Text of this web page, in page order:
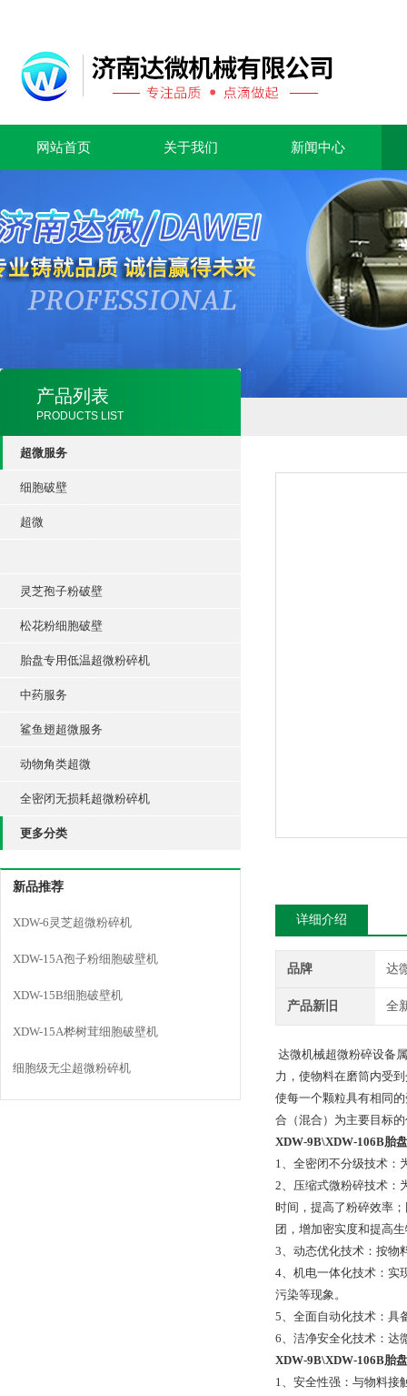
网站首页 关于我们 新闻中心
产品列表
PRODUCTS LIST
超微服务
细胞破壁
超微
灵芝孢子粉破壁
松花粉细胞破壁
胎盘专用低温超微粉碎机
中药服务
鲨鱼翅超微服务
动物角类超微
全密闭无损耗超微粉碎机
更多分类
新品推荐
XDW-6灵芝超微粉碎机
XDW-15A孢子粉细胞破壁机
XDW-15B细胞破壁机
XDW-15A桦树茸细胞破壁机
细胞级无尘超微粉碎机
详细介绍
品牌 达
产品新旧 全
达微机械超微粉碎设备
力，使物料在磨筒内受
使每一个颗粒具有相同
合（混合）为主要目标
XDW-9B\XDW-106B胎
1、全密闭不分级技术：
2、压缩式微粉碎技术：
时间，提高了粉碎效率
团，增加密实度和提高
3、动态优化技术：按物
4、机电一体化技术：实
污染等现象。
5、全面自动化技术：具
6、洁净安全化技术：达
XDW-9B\XDW-106B胎
1、安全性强：与物料接